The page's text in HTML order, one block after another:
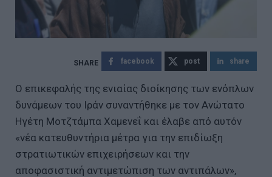
facebook post share
Ο επικεφαλής της ενιαίας διοίκησης των ενόπλων
δυνάμεων του Ιράν συναντήθηκε με τον Ανώτατο
Ηγέτη Μοτζτάμπα Χαμενεΐ και έλαβε από αυτόν
«νέα κατευθυντήρια μέτρα για την επιδίωξη
στρατιωτικών επιχειρήσεων και την
αποφασιστική αντιμετώπιση των αντιπάλων»,